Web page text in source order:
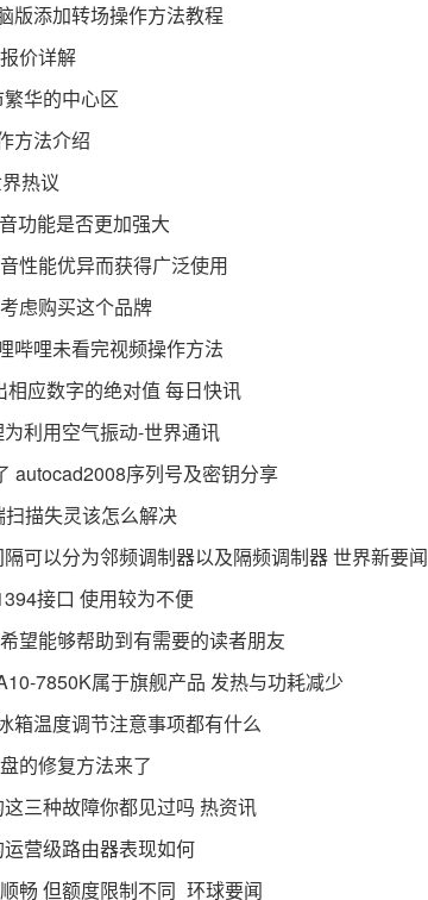
版添加转场操作方法教程
价详解
华的中心区
方法介绍
热议
功能是否更加强大
性能优异而获得广泛使用
虑购买这个品牌
哔哩未看完视频操作方法
应数字的绝对值 每日快讯
利用空气振动-世界通讯
autocad2008序列号及密钥分享
描失灵该怎么解决
可以分为邻频调制器以及隔频调制器 世界新要闻
接口 使用较为不便
望能够帮助到有需要的读者朋友
7850K属于旗舰产品 发热与功耗减少
箱温度调节注意事项都有什么
的修复方法来了
三种故障你都见过吗 热资讯
营级路由器表现如何
畅 但额度限制不同_环球要闻